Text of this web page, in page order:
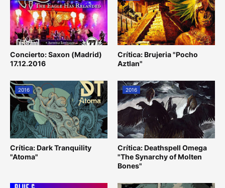
Concierto: Saxon (Madrid)
17.12.2016
Crítica: Brujeria "Pocho
Aztlan"
2016
Crítica: Dark Tranquility
"Atoma"
2016
Crítica: Deathspell Omega
"The Synarchy of Molten
Bones"